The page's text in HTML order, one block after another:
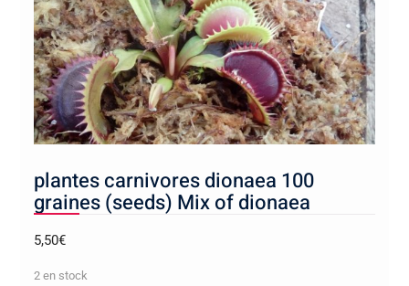
plantes carnivores dionaea 100
graines (seeds) Mix of dionaea
5,50€
2 en stock